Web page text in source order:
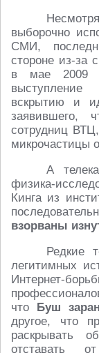
выборочно
СМИ,
стороне из-за
в мае 2009
вскрытию и
заявившего,
сотрудниц
микрочастицы
А
физика-
Кинга из
взорваны
Редкие
легитимных
Интернет-
что Буш
другое, что
раскрывать
отставать